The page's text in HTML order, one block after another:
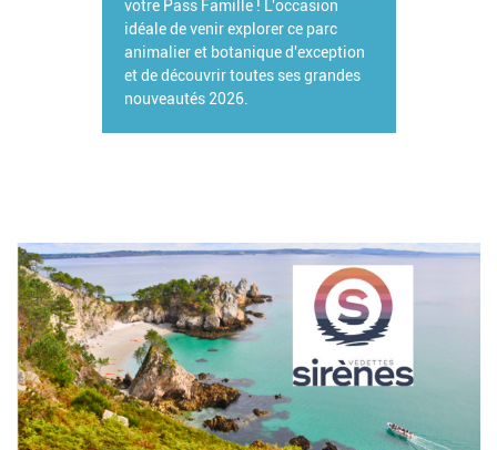
votre Pass Famille ! L'occasion
idéale de venir explorer ce parc
animalier et botanique d'exception
et de découvrir toutes ses grandes
nouveautés 2026.